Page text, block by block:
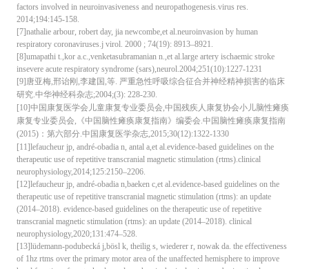
factors involved in neuroinvasiveness and neuropathogenesis.virus res.
2014;194:145-158.
[7]nathalie arbour, robert day, jia newcombe,et al.neuroinvasion by human
respiratory coronaviruses.j virol. 2000 ; 74(19): 8913–8921.
[8]umapathi t.,kor a.c.,venketasubramanian n.,et al.large artery ischaemic stroke
insevere acute respiratory syndrome (sars),neurol.2004;251(10):1227-1231
[9]唐亚梅,邢诒刚,李建国,等. 严重急性呼吸综合征合并神经精神损害的临床
研究.中华神经科杂志;2004;(3): 228-230.
[10]中国康复医学会儿童康复专业委员会,中国残疾人康复协会小儿脑性瘫痪
康复专业委员会,《中国脑性瘫痪康复指南》编委会.中国脑性瘫痪康复指南
(2015)：第六部分.中国康复医学杂志,2015;30(12):1322-1330
[11]lefaucheur jp, andré-obadia n, antal a,et al.evidence-based guidelines on the
therapeutic use of repetitive transcranial magnetic stimulation (rtms).clinical
neurophysiology,2014;125:2150–2206.
[12]lefaucheur jp, andré-obadia n,baeken c,et al.evidence-based guidelines on the
therapeutic use of repetitive transcranial magnetic stimulation (rtms): an update
(2014–2018). evidence-based guidelines on the therapeutic use of repetitive
transcranial magnetic stimulation (rtms): an update (2014–2018). clinical
neurophysiology,2020;131:474–528.
[13]lüdemann-podubecká j,bösl k, theilig s, wiederer r, nowak da. the effectiveness
of 1hz rtms over the primary motor area of the unaffected hemisphere to improve